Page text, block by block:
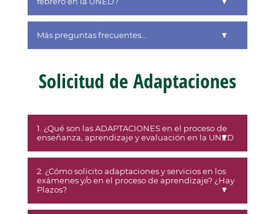
Más preguntas frecuentes...
Solicitud de Adaptaciones
1. ¿Qué son las ADAPTACIONES en el proceso de
enseñanza, aprendizaje y evaluación en la UNED
2. ¿Cómo solicito adaptaciones y servicios en los
exámenes y/o en el proceso de aprendizaje? ¿Hay
Plazos?